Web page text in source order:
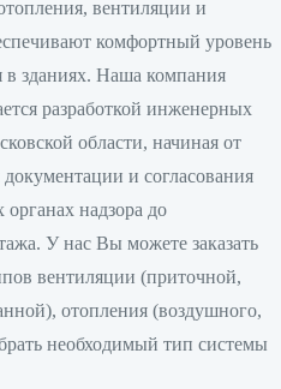
вентиляции и
комфортный уровень
зданиях. Наша компания
разработкой инженерных
области, начиная от
документации и согласования
надзора до
У нас Вы можете заказать
вентиляции (приточной,
отопления (воздушного,
необходимый тип системы